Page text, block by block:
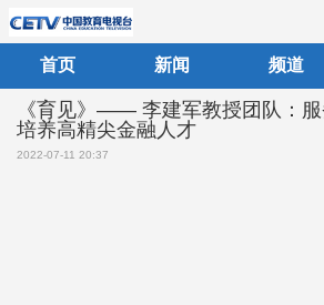
首页 新闻 频道
《育见》—— 李建军教授团队：
培养高精尖金融人才
2022-07-11 20:37